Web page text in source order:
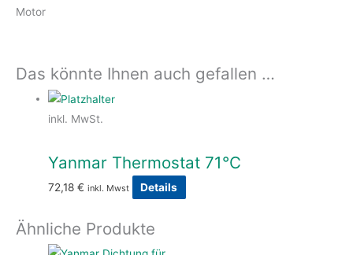
Motor
Das könnte Ihnen auch gefallen …
inkl. MwSt.
Yanmar Thermostat 71°C
72,18€ inkl. Mwst Details
Ähnliche Produkte